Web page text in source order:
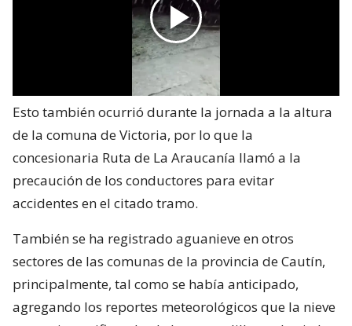
Esto también ocurrió durante la jornada a la altura
de la comuna de Victoria, por lo que la
concesionaria Ruta de La Araucanía llamó a la
precaución de los conductores para evitar
accidentes en el citado tramo.
También se ha registrado aguanieve en otros
sectores de las comunas de la provincia de Cautín,
principalmente, tal como se había anticipado,
agregando los reportes meteorológicos que la nieve